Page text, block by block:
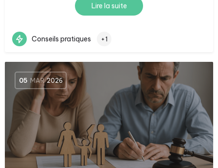
Lire la suite
Conseils pratiques +1
05 MAR 2026